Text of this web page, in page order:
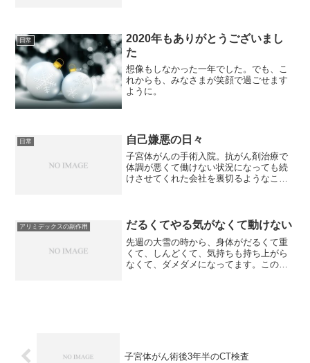
日常
2020年もありがとうございまし
た
想像もしなかった一年でした。でも、こ
れからも、みなさまが笑顔で過ごせます
ように。
日常 自己嫌悪の日々
子宮体がんの手術入院。抗がん剤治療で
体調が悪くて働けない状況になっても続
けさせてくれた会社を裏切るようなこと
アリミデックスの副作用 だるくてやる気がなくて動けない
先週の大雪の時から、身体がだるくて重
くて、しんどくて、気持ちも持ち上がら
なくて、ダメダメになってます。このだ
子宮体がん術後3年半のCT検査